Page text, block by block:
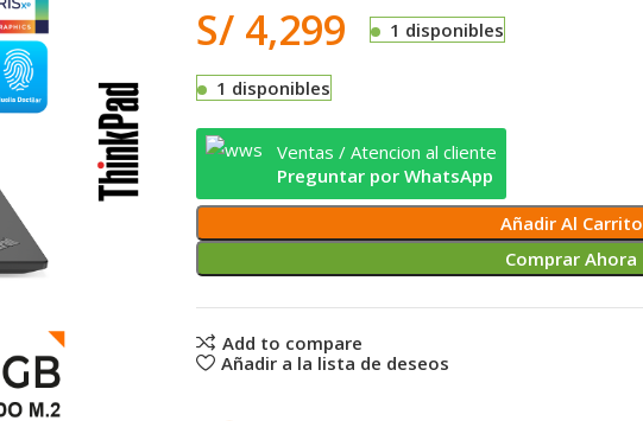
S/4,299 1 disponibles
1 disponibles
Ventas / Atencion al cliente
Preguntar por WhatsApp
Añadir Al Carrito
Comprar Ahora
Add to compare
Añadir a la lista de deseos